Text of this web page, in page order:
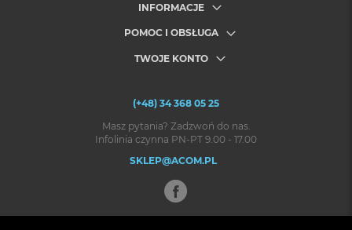
INFORMACJE
POMOC I OBSŁUGA
TWOJE KONTO
(+48) 34 368 05 25
Masz pytania? Zadzwoń do nas.
Infolinia czynna PN-PT 9.00 - 17.00
SKLEP@ACOM.PL